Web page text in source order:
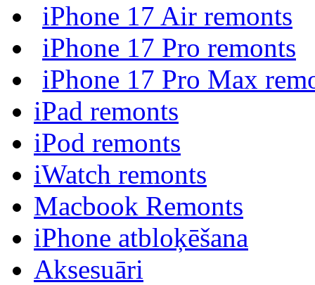
iPhone 17 Air remonts
iPhone 17 Pro remonts
iPhone 17 Pro Max
iPad remonts
iPod remonts
iWatch remonts
Macbook Remonts
iPhone atbloķēšana
Aksesuāri